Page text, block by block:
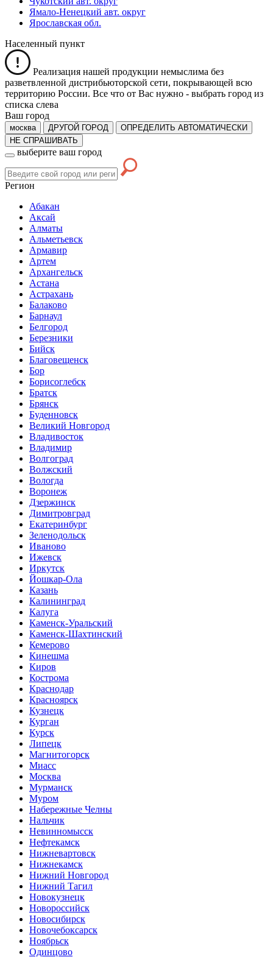
Ямало-Ненецкий авт. округ
Ярославская обл.
Населенный пункт
Реализация нашей продукции немыслима без
разветвленной дистрибьюторской сети, покрывающей всю
территорию России. Все что от Вас нужно - выбрать город из
списка слева
Ваш город
москва ДРУГОЙ ГОРОД
ОПРЕДЕЛИТЬ АВТОМАТИЧЕСКИ
НЕ СПРАШИВАТЬ
выберите ваш город
Регион
Абакан
Аксай
Алматы
Альметьевск
Армавир
Артем
Архангельск
Астана
Астрахань
Балаково
Барнаул
Белгород
Березники
Бийск
Благовещенск
Бор
Борисоглебск
Братск
Брянск
Буденновск
Великий Новгород
Владивосток
Владимир
Волгоград
Волжский
Вологда
Воронеж
Дзержинск
Димитровград
Екатеринбург
Зеленодольск
Иваново
Ижевск
Иркутск
Йошкар-Ола
Казань
Калининград
Калуга
Каменск-Уральский
Каменск-Шахтинский
Кемерово
Кинешма
Киров
Кострома
Краснодар
Красноярск
Кузнецк
Курган
Курск
Липецк
Магнитогорск
Миасс
Москва
Мурманск
Муром
Набережные Челны
Нальчик
Невинномысск
Нефтекамск
Нижневартовск
Нижнекамск
Нижний Новгород
Нижний Тагил
Новокузнецк
Новороссийск
Новосибирск
Новочебоксарск
Ноябрьск
Одинцово